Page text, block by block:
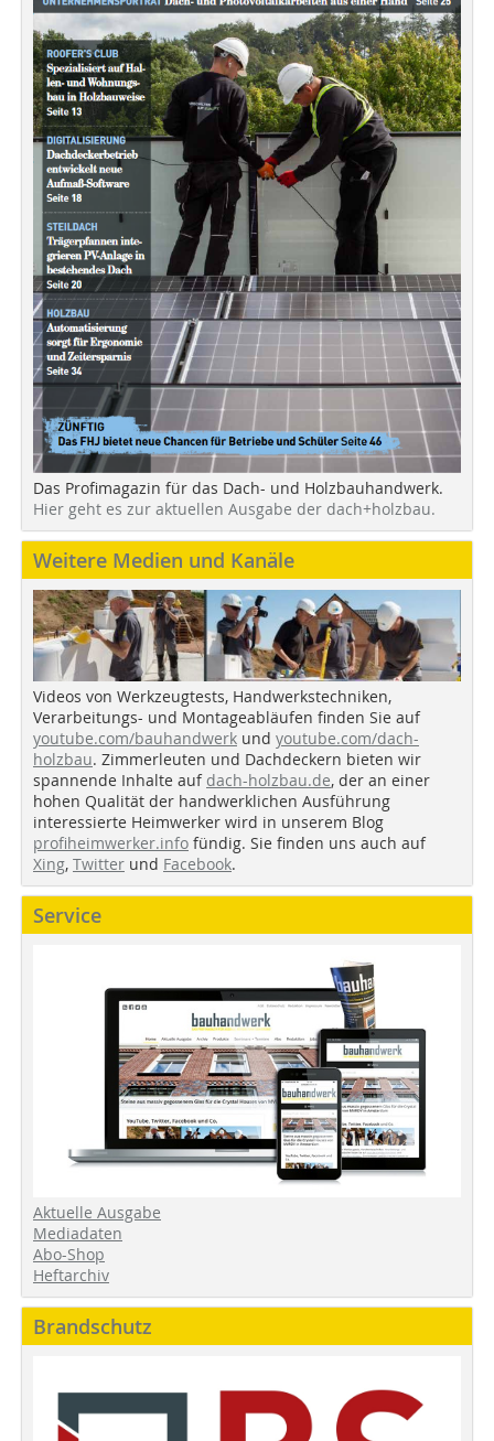
Das Profimagazin für das Dach- und Holzbauhandwerk.
Hier geht es zur aktuellen Ausgabe der dach+holzbau.
Weitere Medien und Kanäle
Videos von Werkzeugtests, Handwerkstechniken,
Verarbeitungs- und Montageabläufen finden Sie auf
youtube.com/bauhandwerk und youtube.com/dach-
holzbau. Zimmerleuten und Dachdeckern bieten wir
spannende Inhalte auf dach-holzbau.de, der an einer
hohen Qualität der handwerklichen Ausführung
interessierte Heimwerker wird in unserem Blog
profiheimwerker.info fündig. Sie finden uns auch auf
Xing, Twitter und Facebook.
Service
Aktuelle Ausgabe
Mediadaten
Abo-Shop
Heftarchiv
Brandschutz